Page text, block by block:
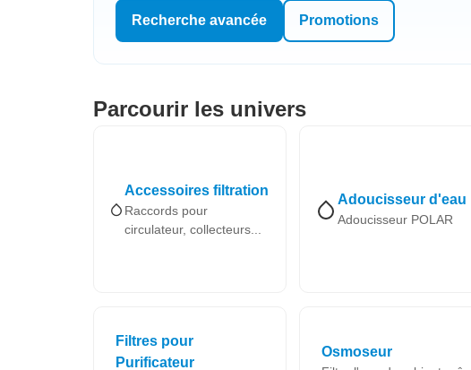
Recherche avancée Promotions
Parcourir les univers
Accessoires filtration
Raccords pour
circulateur, collecteurs...
Adoucisseur d'eau
Adoucisseur POLAR
Filtres pour
Purificateur
Osmoseur